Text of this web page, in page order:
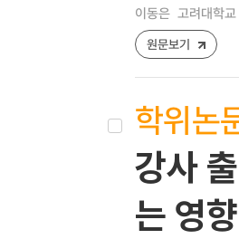
이동은 고려대학
원문보기
학위논
강사
는 영향